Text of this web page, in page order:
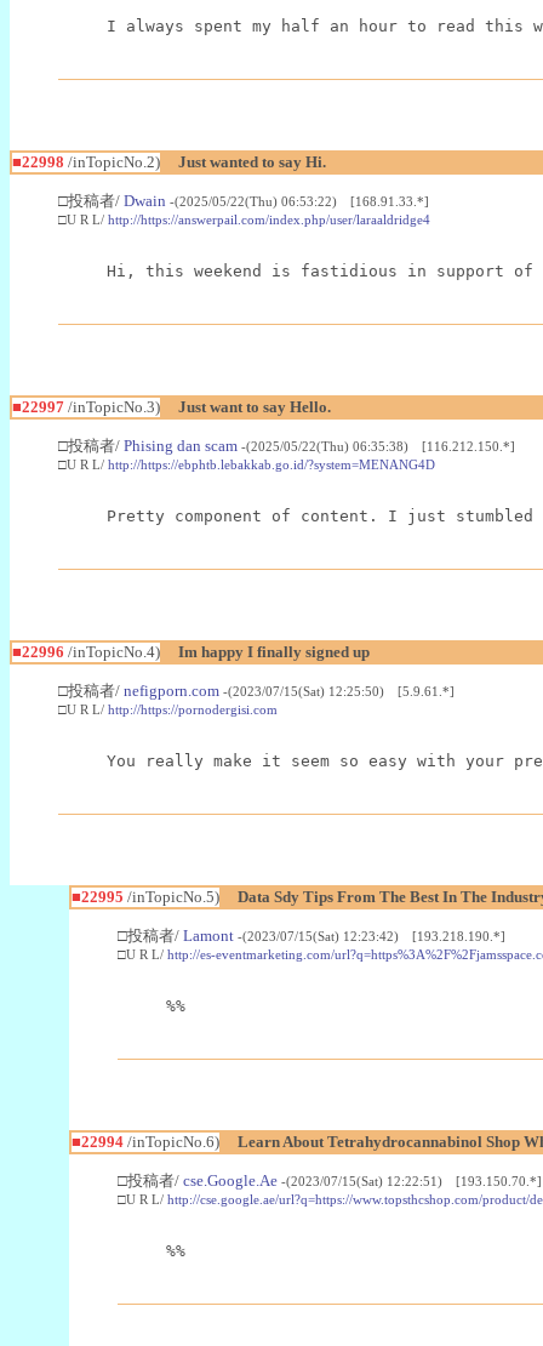
I always spent my half an hour to read
■22998 /inTopicNo.2) Just wanted to say Hi.
□投稿者/ Dwain -(2025/05/22(Thu) 06:53:22) [168.91.33.*]
□U R L/ http://https://answerpail.com/index.php/user/laraaldridge4
Hi, this weekend is fastidious in support of
■22997 /inTopicNo.3) Just want to say Hello.
□投稿者/ Phising dan scam -(2025/05/22(Thu) 06:35:38) [116.212.150.*]
□U R L/ http://https://ebphtb.lebakkab.go.id/?system=MENANG4D
Pretty component of content. I just
■22996 /inTopicNo.4) Im happy I finally signed up
□投稿者/ nefigporn.com -(2023/07/15(Sat) 12:25:50) [5.9.61.*]
□U R L/ http://https://pornodergisi.com
You really make it seem so easy with your
■22995 /inTopicNo.5) Data Sdy Tips From The Best In The
□投稿者/ Lamont -(2023/07/15(Sat) 12:23:42) [193.218.190.*]
□U R L/ http://es-eventmarketing.com/
%%
■22994/inTopicNo.6) Learn About Tetrahydrocannabinol Shop
□投稿者/ cse.Google.Ae -(2023/07/15(Sat) 12:22:51) [193.150.70.*]
□U R L/ http://cse.google.ae/url?q=https://www.topsthcshop.com/
%%